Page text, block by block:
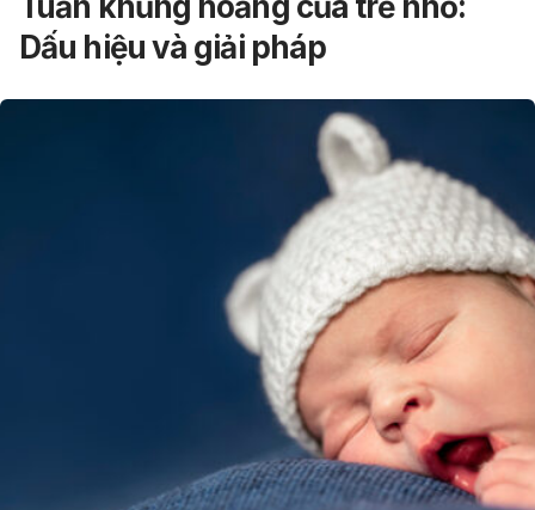
Dấu hiệu và giải pháp